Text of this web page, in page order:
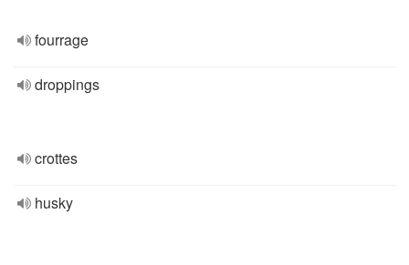
fourrage
droppings
crottes
husky